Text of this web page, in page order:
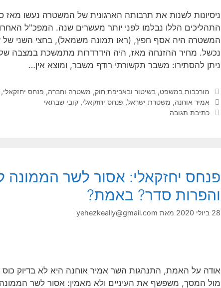
התהליכים הללו נבלמו לפני יותר מעשרים שנה. המפכ"ל
נכשל. מחיר ההזנחה מאז, היה הידרדרות מתמשכת במצבה
ניתן להסתירו: משבר תקשורתי רודף משבר, ומוצא אין…
קטגוריות
מורכבות במשפט, בשיטור ובאכיפת חוק, משטרה וחברה, פנחס יחזקאלי,
תגיות
אמיר אוחנה, משטרת ישראל, פנחס יחזקאלי, קובי שבתאי
כתיבת תגובה
פנחס יחזקאלי: אסור לשר הממונה
והפרות סדר? באמת?
28 ביולי 2020 מאת yehezkeally@gmail.com
אודה על האמת, התנהגות השר אמיר אוחנה היא לא בדיוק
מול המסך, משפשף את העיניים ולא מאמין: אסור לשר הממונה